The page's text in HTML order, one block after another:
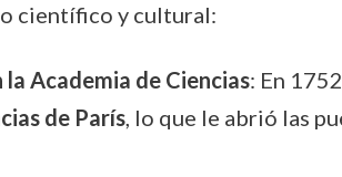
científico y cultural:
Academia de Ciencias: En
de París, lo que le abrió las